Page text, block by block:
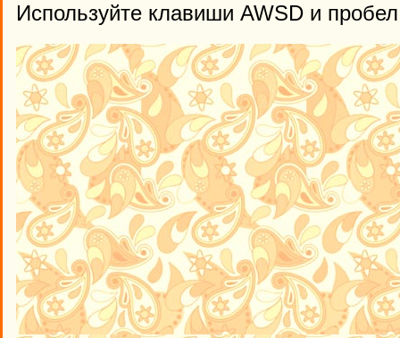
Используйте клавиши AWSD и